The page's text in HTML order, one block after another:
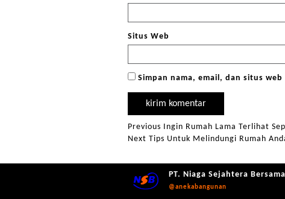
Situs Web
Simpan nama, email, dan situs
Navigasi
Previous Previous
post:
Ingin Rumah Lama Terlihat
Next Next
Tips Untuk Melindungi Rumah
PT. Niaga Sejahtera Bersama
@anekabangunan